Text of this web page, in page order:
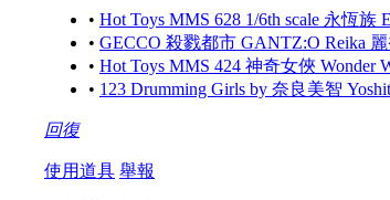
• Hot Toys MMS 628 1/6th scale 永恆族
• GECCO 殺戮都市 GANTZ:O Reika 麗
• Hot Toys MMS 424 神奇女俠 Wonder
• 123 Drumming Girls by 奈良美智
回復
使用道具 舉報